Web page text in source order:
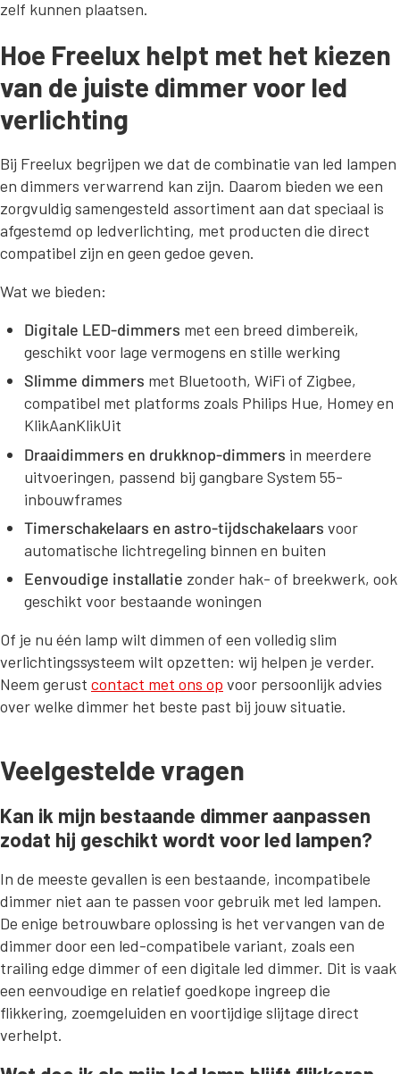
zelf kunnen plaatsen.
Hoe Freelux helpt met het kiezen
van de juiste dimmer voor led
verlichting
Bij Freelux begrijpen we dat de combinatie van led lampen
en dimmers verwarrend kan zijn. Daarom bieden we een
zorgvuldig samengesteld assortiment aan dat speciaal is
afgestemd op ledverlichting, met producten die direct
compatibel zijn en geen gedoe geven.
Wat we bieden:
Digitale LED-dimmers met een breed dimbereik,
geschikt voor lage vermogens en stille werking
Slimme dimmers met Bluetooth, WiFi of Zigbee,
compatibel met platforms zoals Philips Hue, Homey en
KlikAanKlikUit
Draaidimmers en drukknop-dimmers in meerdere
uitvoeringen, passend bij gangbare System 55-
inbouwframes
Timerschakelaars en astro-tijdschakelaars voor
automatische lichtregeling binnen en buiten
Eenvoudige installatie zonder hak- of breekwerk, ook
geschikt voor bestaande woningen
Of je nu één lamp wilt dimmen of een volledig slim
verlichtingssysteem wilt opzetten: wij helpen je verder.
Neem gerust contact met ons op voor persoonlijk advies
over welke dimmer het beste past bij jouw situatie.
Veelgestelde vragen
Kan ik mijn bestaande dimmer aanpassen
zodat hij geschikt wordt voor led lampen?
In de meeste gevallen is een bestaande, incompatibele
dimmer niet aan te passen voor gebruik met led lampen.
De enige betrouwbare oplossing is het vervangen van de
dimmer door een led-compatibele variant, zoals een
trailing edge dimmer of een digitale led dimmer. Dit is vaak
een eenvoudige en relatief goedkope ingreep die
flikkering, zoemgeluiden en voortijdige slijtage direct
verhelpt.